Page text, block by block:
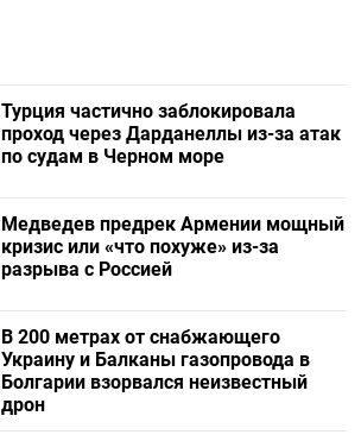
Турция частично заблокировала
проход через Дарданеллы из-за атак
по судам в Черном море
Медведев предрек Армении мощный
кризис или «что похуже» из-за
разрыва с Россией
В 200 метрах от снабжающего
Украину и Балканы газопровода в
Болгарии взорвался неизвестный
дрон